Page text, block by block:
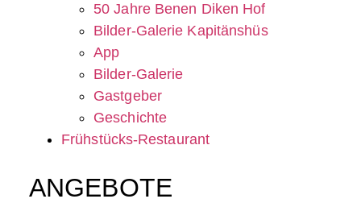
50 Jahre Benen Diken Hof
Bilder-Galerie Kapitänshüs
App
Bilder-Galerie
Gastgeber
Geschichte
Frühstücks-Restaurant
ANGEBOTE